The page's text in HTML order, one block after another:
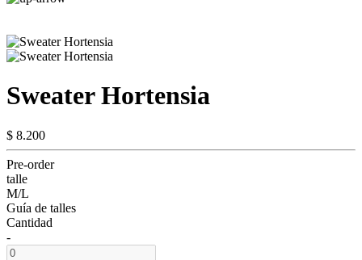
Sweater Hortensia
$ 8.200
Pre-order
talle
M/L
Guía de talles
Cantidad
-